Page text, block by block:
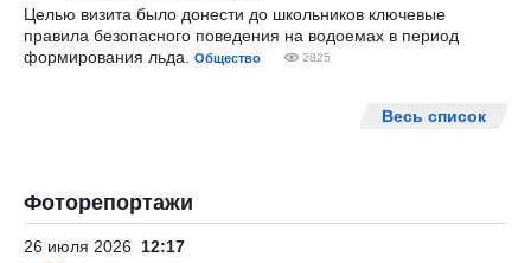
Целью визита было донести до школьников ключевые
правила безопасного поведения на водоемах в период
формирования льда.
Общество 2825
Весь список
Фоторепортажи
26 июля 2026 12:17